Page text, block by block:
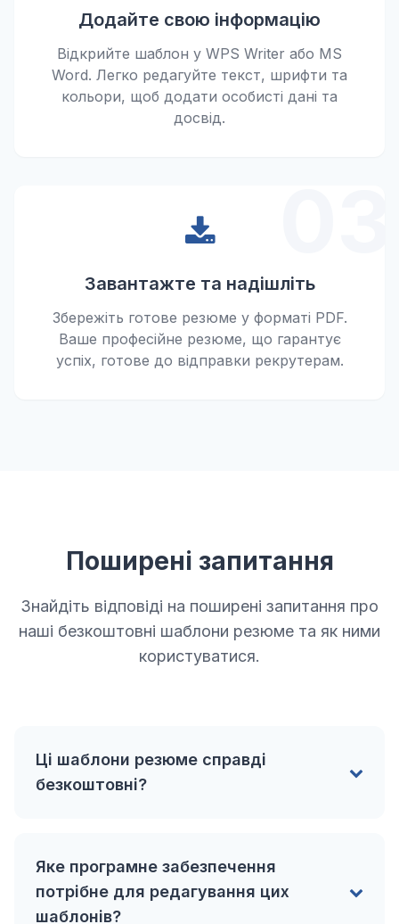
Додайте свою інформацію
Відкрийте шаблон у WPS Writer або MS
Word. Легко редагуйте текст, шрифти та
кольори, щоб додати особисті дані та
досвід.
Завантажте та надішліть
Збережіть готове резюме у форматі PDF.
Ваше професійне резюме, що гарантує
успіх, готове до відправки рекрутерам.
Поширені запитання
Знайдіть відповіді на поширені запитання про
наші безкоштовні шаблони резюме та як ними
користуватися.
Ці шаблони резюме справді
безкоштовні?
колекції, абсолютно безкоштовні для
завантаження та використання для
особистого пошуку роботи.
Яке програмне забезпечення
потрібне для редагування цих
шаблонів?